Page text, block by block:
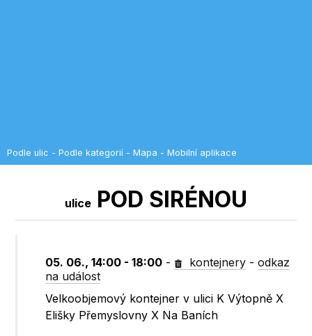
Podle ulic - Podle kategorií - Mapa - Mobilní aplikace
ulice POD SIRÉNOU
05. 06., 14:00 - 18:00 - kontejnery -odkaz
na událost
Velkoobjemový kontejner v ulici K Výtopně X
Elišky Přemyslovny X Na Baních